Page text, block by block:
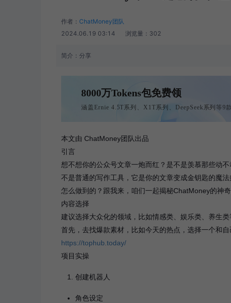
作者： ChatMoney团队
2024.06.19 03:14
浏览量： 302
简介： 分享
8000万Tokens包免费领
涵盖Ernie 4.5T系列、X1T系列、DeepSeek系列等9
本文由 ChatMoney团队出品
引言
想不想你的公众号文章一炮而红？是不是羡慕那些动
不是普通的写作工具，它是你的文章变成金钥匙的魔
怎么做到的？跟我来，咱们一起揭秘ChatMoney的神
内容选择
建议选择大众化的领域，比如情感类、娱乐类、养生类
首先，去找爆款素材，比如今天的热点，选择一个和自
https://tophub.today/
项目实操
创建机器人
角色设定